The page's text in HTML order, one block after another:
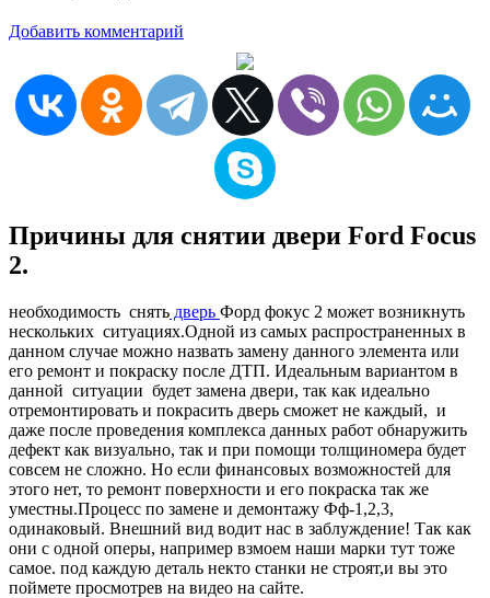
Добавить комментарий
Причины для снятии двери Ford Focus
2.
необходимость снять дверь Форд фокус 2 может возникнуть
нескольких ситуациях.Одной из самых распространенных в
данном случае можно назвать замену данного элемента или
его ремонт и покраску после ДТП. Идеальным вариантом в
данной ситуации будет замена двери, так как идеально
отремонтировать и покрасить дверь сможет не каждый, и
даже после проведения комплекса данных работ обнаружить
дефект как визуально, так и при помощи толщиномера будет
совсем не сложно. Но если финансовых возможностей для
этого нет, то ремонт поверхности и его покраска так же
уместны.Процесс по замене и демонтажу Фф-1,2,3,
одинаковый. Внешний вид водит нас в заблуждение! Так как
они с одной оперы, например взмоем наши марки тут тоже
самое. под каждую деталь некто станки не строят,и вы это
поймете просмотрев на видео на сайте.